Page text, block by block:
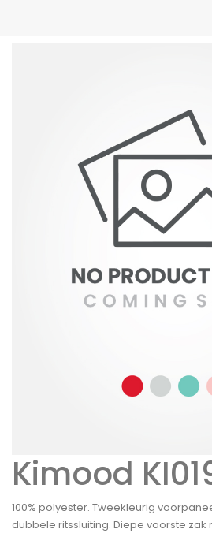
Kimood
100% polyester. Tweekleurig
dubbele ritssluiting. Diepe voorste